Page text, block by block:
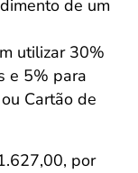
de um
utilizar 30%
e 5% para
ou Cartão de
por